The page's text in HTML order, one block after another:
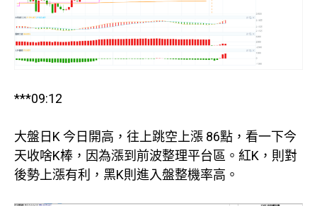
***09:12
大盤日K 今日開高，往上跳空上漲 86點，看一下今
天收啥K棒，因為漲到前波整理平台區。紅K，則對
後勢上漲有利，黑K則進入盤整機率高。